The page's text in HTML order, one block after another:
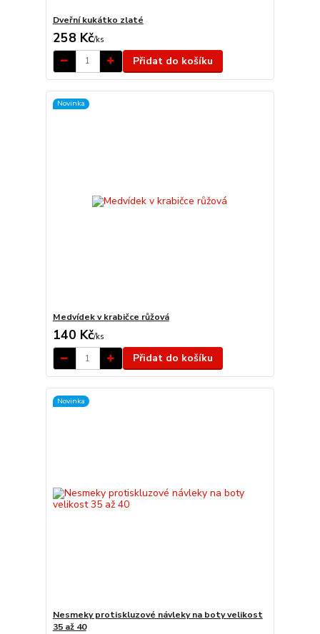
Dveřní kukátko zlaté
258 Kč/ks
Přidat do košíku
Novinka
Medvídek v krabičce růžová
140 Kč/ks
Přidat do košíku
Novinka
Nesmeky protiskluzové návleky na boty velikost
35 až 40